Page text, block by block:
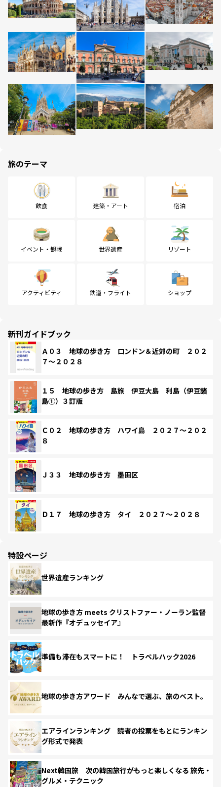
旅のテーマ
飲食 建築・アート 宿泊
イベント・観戦 世界遺産 リゾート
アクティビティ 鉄道・フライト ショップ
新刊ガイドブック
Ａ０３ 地球の歩き方 ロンドン＆近郊の町 ２０２
７～２０２８
１５ 地球の歩き方 島旅 伊豆大島 利島（伊豆諸
島①）３訂版
Ｃ０２ 地球の歩き方 ハワイ島 ２０２７～２０２
８
Ｊ３３ 地球の歩き方 墨田区
Ｄ１７ 地球の歩き方 タイ ２０２７～２０２８
特設ページ
世界遺産ランキング
地球の歩き方 meets クリストファー・ノーラン監督
最新作『オデュッセイア』
準備も滞在もスマートに！ トラベルハック2026
地球の歩き方アワード みんなで選ぶ、旅のベスト。
エアラインランキング 読者の投票をもとにランキン
グ形式で発表
Next韓国旅 次の韓国旅行がもっと楽しくなる 旅先・
グルメ・テクニック